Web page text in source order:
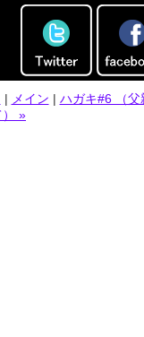
| メイン | ハガキ#6 （父
） »